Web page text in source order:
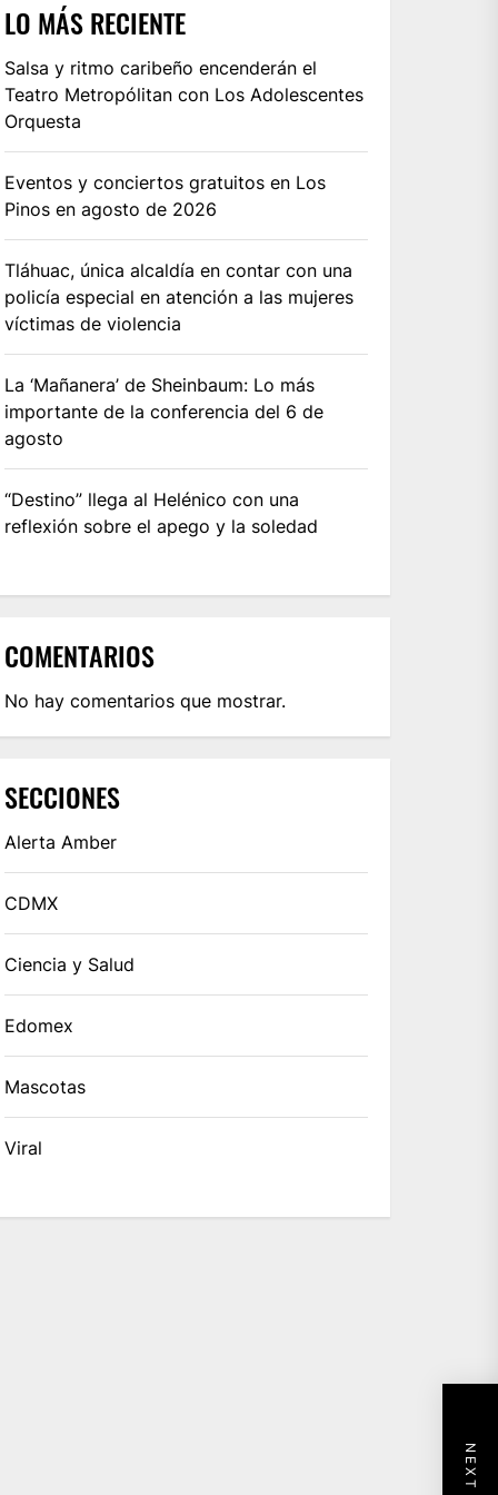
LO MÁS RECIENTE
Salsa y ritmo caribeño encenderán el
Teatro Metropólitan con Los Adolescentes
Orquesta
Eventos y conciertos gratuitos en Los
Pinos en agosto de 2026
Tláhuac, única alcaldía en contar con una
policía especial en atención a las mujeres
víctimas de violencia
La ‘Mañanera’ de Sheinbaum: Lo más
importante de la conferencia del 6 de
agosto
“Destino” llega al Helénico con una
reflexión sobre el apego y la soledad
COMENTARIOS
No hay comentarios que mostrar.
SECCIONES
Alerta Amber
CDMX
Ciencia y Salud
Edomex
Mascotas
Viral